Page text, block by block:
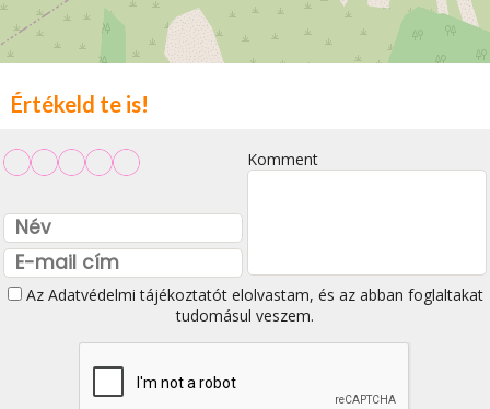
Értékeld te is!
Komment
Az Adatvédelmi tájékoztatótelolvastam, és az abban foglaltakat
tudomásul veszem.